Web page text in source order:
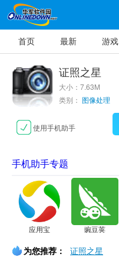
首页 最新 游戏
证照之星
大小：7.63M
类别： 图像处理
使用手机助手
手机助手专题
应用宝 豌豆荚
为您推荐： 证照之星